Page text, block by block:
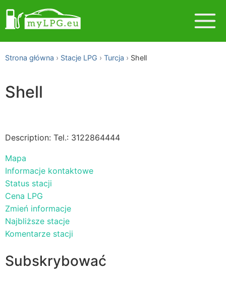
Strona główna Stacje LPG Turcja Shell
Shell
Description: Tel.: 3122864444
Mapa
Informacje kontaktowe
Status stacji
Cena LPG
Zmień informacje
Najbliższe stacje
Komentarze stacji
Subskrybować